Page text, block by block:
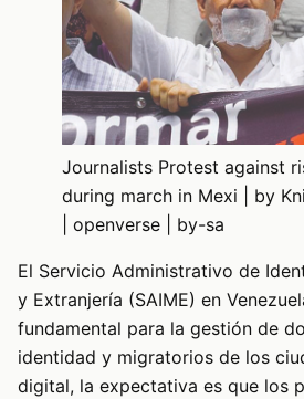
Journalists Protest against
during march in Mexi | by
| openverse | by-sa
El Servicio Administrativo de
y Extranjería (SAIME) en
fundamental para la gestión de
identidad y migratorios de los
digital, la expectativa es que los